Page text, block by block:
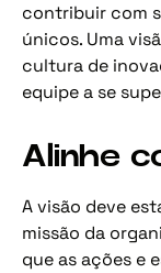
contribuir com
únicos. Uma
cultura de
equipe a se
Alinhe
A visão deve
missão da
que as ações e